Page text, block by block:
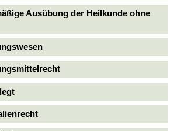
Ausübung der Heilkunde ohne